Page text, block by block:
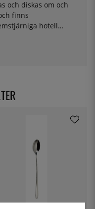
och diskas om och
finns
hotell